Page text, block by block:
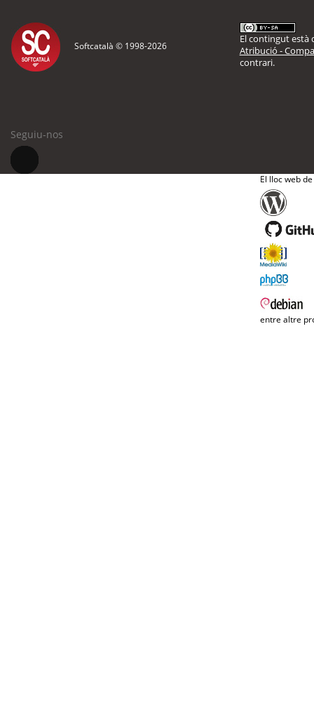
Softcatalà © 1998-2026
El contingut està
Atribució -
contrari.
Seguiu-nos
El lloc web
entre altre